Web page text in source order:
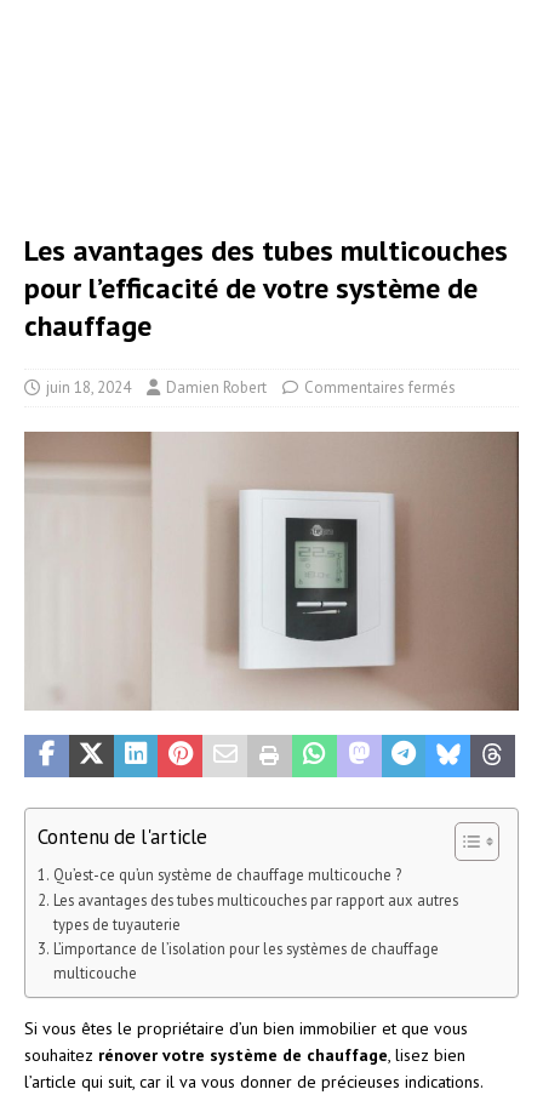
Les avantages des tubes multicouches
pour l’efficacité de votre système de
chauffage
juin 18, 2024 Damien Robert Commentaires fermés
Contenu de l'article
Qu’est-ce qu’un système de chauffage multicouche ?
Les avantages des tubes multicouches par rapport aux autres
types de tuyauterie
L’importance de l’isolation pour les systèmes de chauffage
multicouche
Si vous êtes le propriétaire d’un bien immobilier et que vous
souhaitez rénover votre système de chauffage , lisez bien
l’article qui suit, car il va vous donner de précieuses indications.